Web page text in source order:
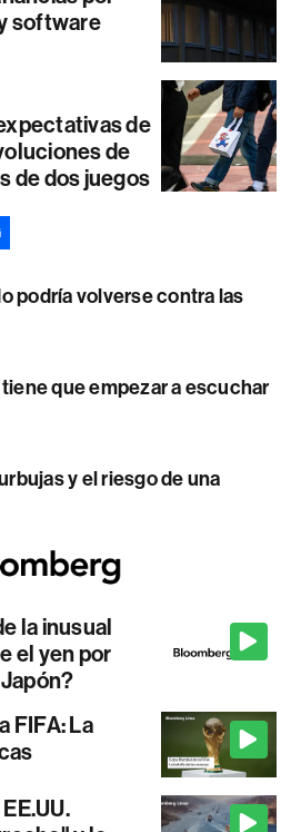
software
de
de
de dos juegos
podría volverse contra las
que empezar a escuchar
y el riesgo de una
la inusual
el yen por
FIFA: La